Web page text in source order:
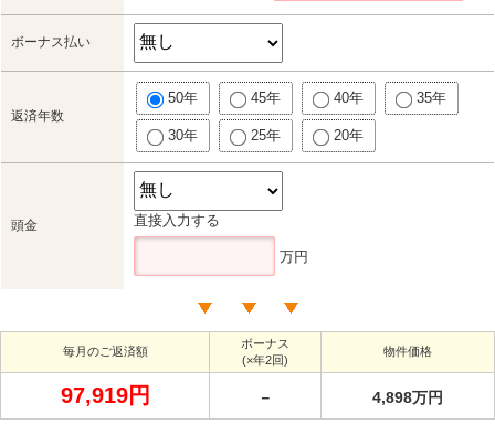
ボーナス払い
返済年数
50年 45年 40年 35年
30年 25年 20年
頭金 直接入力する
万円
毎月のご返済額
ボーナス
(×年2回)
物件価格
97,919円 － 4,898万円